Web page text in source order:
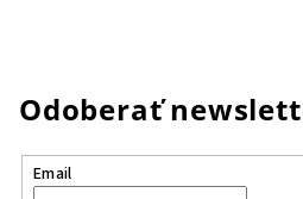
Odoberať
Email